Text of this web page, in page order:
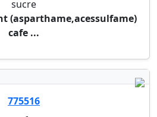
cafe senseo cappuccino
775910
de longhi magnificas
de longhi magnificas